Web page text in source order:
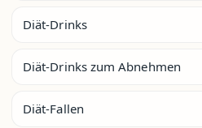
Diät-Drinks
Diät-Drinks zum Abnehmen
Diät-Fallen